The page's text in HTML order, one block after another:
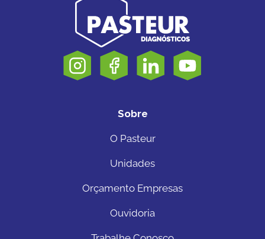
Sobre
O Pasteur
Unidades
Orçamento Empresas
Ouvidoria